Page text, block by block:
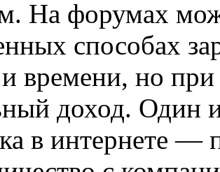
На форумах
способах
времени, но
доход. Один
в интернете